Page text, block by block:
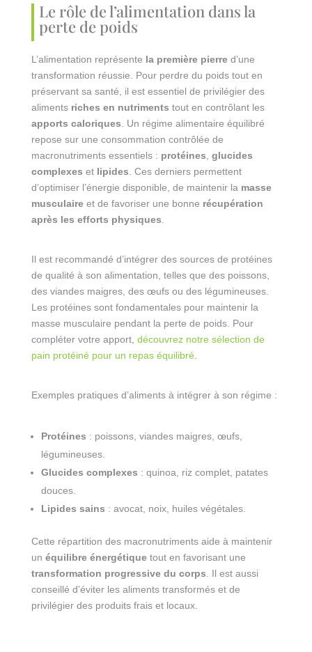
Le rôle de l’alimentation dans la
perte de poids
L’alimentation représente la première pierred’une
transformation réussie. Pour perdre du poids tout en
préservant sa santé, il est essentiel de privilégier des
aliments riches en nutriments tout en contrôlant les
apports caloriques . Un régime alimentaire équilibré
repose sur une consommation contrôlée de
macronutriments essentiels : protéines glucides
complexes et lipides . Ces derniers permettent
d’optimiser l’énergie disponible, de maintenir la masse
musculaireet de favoriser une bonne récupération
après les efforts physiques
Il est recommandé d’intégrer des sources de protéines
de qualité à son alimentation, telles que des poissons,
des viandes maigres, des œufs ou des légumineuses.
Les protéines sont fondamentales pour maintenir la
masse musculaire pendant la perte de poids. Pour
compléter votre apport, découvrez notre sélection de
pain protéiné pour un repas équilibré
Exemples pratiques d’aliments à intégrer à son régime :
Protéines : poissons, viandes maigres, œufs,
légumineuses.
Glucides complexes : quinoa, riz complet, patates
douces.
Lipides sains : avocat, noix, huiles végétales.
Cette répartition des macronutriments aide à maintenir
un équilibre énergétiquetout en favorisant une
transformation progressive du corps . Il est aussi
conseillé d’éviter les aliments transformés et de
privilégier des produits frais et locaux.